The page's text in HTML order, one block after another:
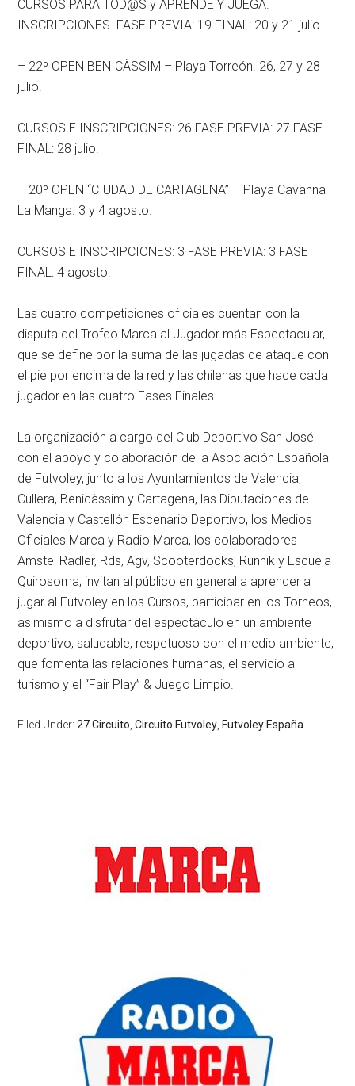
CURSOS PARA TOD@S y APRENDE Y JUEGA.
INSCRIPCIONES. FASE PREVIA: 19 FINAL: 20 y 21 julio.
– 22º OPEN BENICÀSSIM – Playa Torreón. 26, 27 y 28
julio.
CURSOS E INSCRIPCIONES: 26 FASE PREVIA: 27 FASE
FINAL: 28 julio.
– 20º OPEN “CIUDAD DE CARTAGENA” – Playa Cavanna –
La Manga. 3 y 4 agosto.
CURSOS E INSCRIPCIONES: 3 FASE PREVIA: 3 FASE
FINAL: 4 agosto.
Las cuatro competiciones oficiales cuentan con la
disputa del Trofeo Marca al Jugador más Espectacular,
que se define por la suma de las jugadas de ataque con
el pie por encima de la red y las chilenas que hace cada
jugador en las cuatro Fases Finales.
La organización a cargo del Club Deportivo San José
con el apoyo y colaboración de la Asociación Española
de Futvoley, junto a los Ayuntamientos de Valencia,
Cullera, Benicàssim y Cartagena, las Diputaciones de
Valencia y Castellón Escenario Deportivo, los Medios
Oficiales Marca y Radio Marca, los colaboradores
Amstel Radler, Rds, Agv, Scooterdocks, Runnik y Escuela
Quirosoma; invitan al público en general a aprender a
jugar al Futvoley en los Cursos, participar en los Torneos,
asimismo a disfrutar del espectáculo en un ambiente
deportivo, saludable, respetuoso con el medio ambiente,
que fomenta las relaciones humanas, el servicio al
turismo y el “Fair Play” & Juego Limpio.
Filed Under:27 Circuito ,Circuito Futvoley Futvoley España